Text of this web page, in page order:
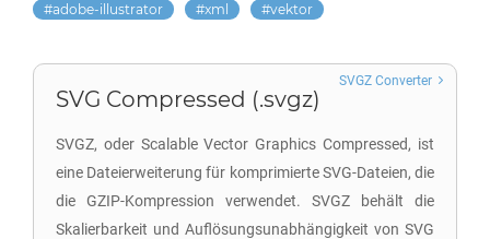
adobe-illustrator xml vektor
SVG Compressed (.svgz)
SVGZ, oder Scalable Vector Graphics Compressed, ist
eine Dateierweiterung für komprimierte SVG-Dateien, die
die GZIP-Kompression verwendet. SVGZ behält die
Skalierbarkeit und Auflösungsunabhängigkeit von SVG
SVGZ Converter